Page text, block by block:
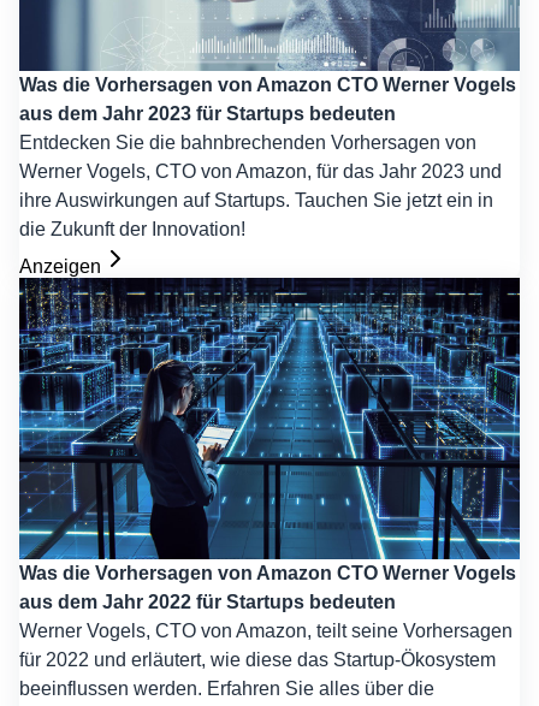
Was die Vorhersagen von Amazon CTO Werner Vogels
aus dem Jahr 2023 für Startups bedeuten
Entdecken Sie die bahnbrechenden Vorhersagen von
Werner Vogels, CTO von Amazon, für das Jahr 2023 und
ihre Auswirkungen auf Startups. Tauchen Sie jetzt ein in
die Zukunft der Innovation!
Anzeigen
Was die Vorhersagen von Amazon CTO Werner Vogels
aus dem Jahr 2022 für Startups bedeuten
Werner Vogels, CTO von Amazon, teilt seine Vorhersagen
für 2022 und erläutert, wie diese das Startup-Ökosystem
beeinflussen werden. Erfahren Sie alles über die